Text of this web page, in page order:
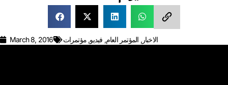
March 8, 2016 الاخبار, المؤتمر العام, فيديو, مؤتمرات